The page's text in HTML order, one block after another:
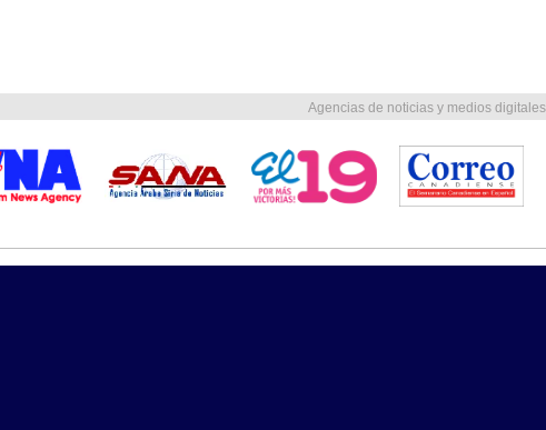
Agencias de noticias y medios digitales